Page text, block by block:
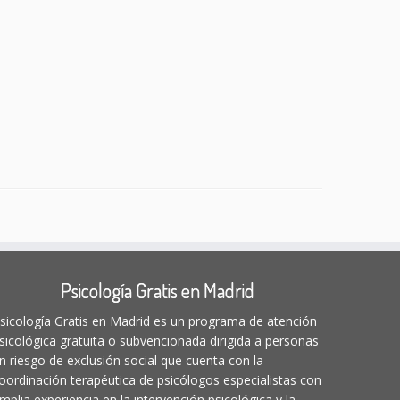
Psicología Gratis en Madrid
Gratis en Madrid es un programa de atención
gratuita o subvencionada dirigida a personas
riesgo de exclusión social que cuenta con la
terapéutica de psicólogos especialistas con